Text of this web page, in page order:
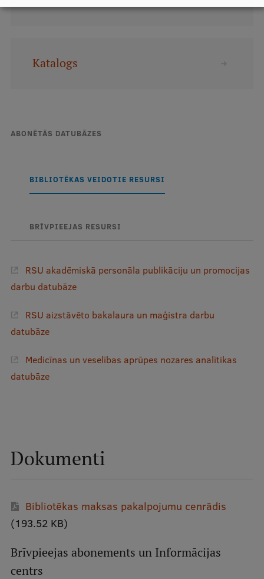
Mobilitātes programmas
EURAXESS RSU kontaktpunkts
Katalogs
ABONĒTĀS DATUBĀZES
BIBLIOTĒKAS VEIDOTIE RESURSI
BRĪVPIEEJAS RESURSI
RSU akadēmiskā personāla publikāciju un promocijas
darbu datubāze
RSU aizstāvēto bakalaura un maģistra darbu
datubāze
Medicīnas un veselības aprūpes nozares analītikas
datubāze
Dokumenti
Bibliotēkas maksas pakalpojumu cenrādis
(193.52 KB)
Brīvpieejas abonements un Informācijas
centrs